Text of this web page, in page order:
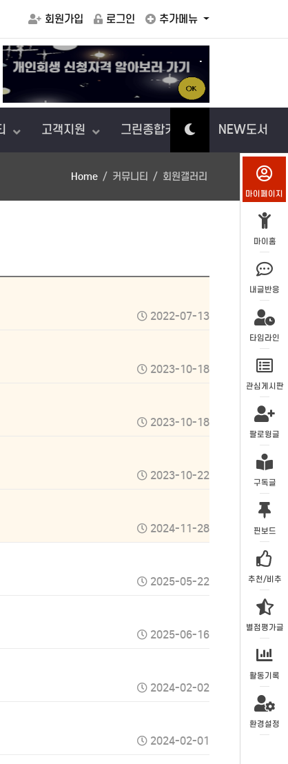
회원가입 로그인 추가메뉴
게
.
고객지원 그린종합카센터 NEW도서
Home 커뮤니티 회원갤러리
2022-07-13
2023-10-18
2023-10-18
2023-10-22
2024-11-28
2025-05-22
2025-06-16
2024-02-02
2024-02-01
마이페이지
마이홈
내글반응
타임라인
관심게시판
팔로윙글
구독글
핀보드
추천/비추
별점평가글
활동기록
환경설정